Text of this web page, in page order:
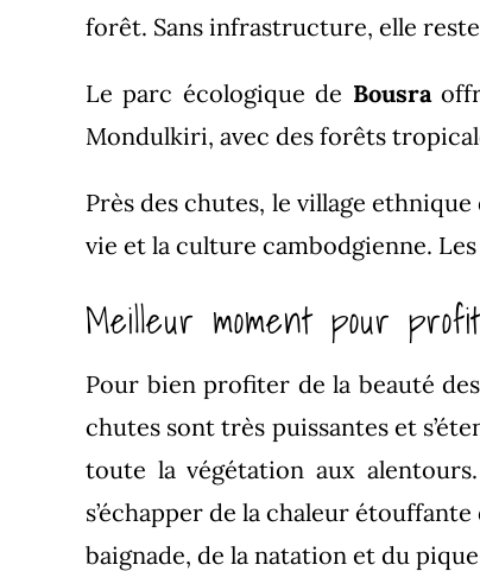
forêt. Sans infrastructure, elle
Le parc écologique de Bousra
Mondulkiri, avec des forêts
Près des chutes, le village
vie et la culture cambodgienne.
Meilleur moment pour
Pour bien profiter de la beauté
chutes sont très puissantes et
toute la végétation aux
s’échapper de la chaleur
baignade, de la natation et du